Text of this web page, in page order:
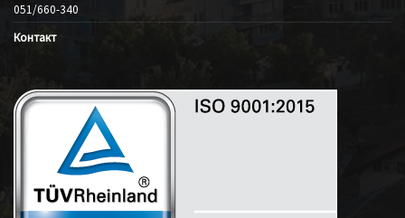
051/660-340
Контакт